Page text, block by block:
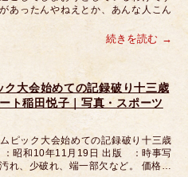
あったんやねえとか、あんな人こん
続きを読む
大会始めての記録破り十三歳
ト稲田悦子｜写真・スポーツ
ック大会始めての記録破り十三歳
昭和10年11月19日 出版 ：時事写
れ、少破れ、端一部欠など。 価格…